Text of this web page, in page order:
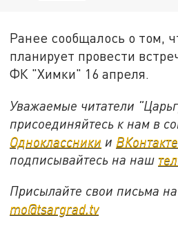
Ранее сообщалось о том,
планирует провести
ФК "Химки" 16 апреля.
Уважаемые читатели
присоединяйтесь к нам в
Одноклассники и ВКонтакте
подписывайтесь на наш
Присылайте свои письма
mo@tsargrad.tv